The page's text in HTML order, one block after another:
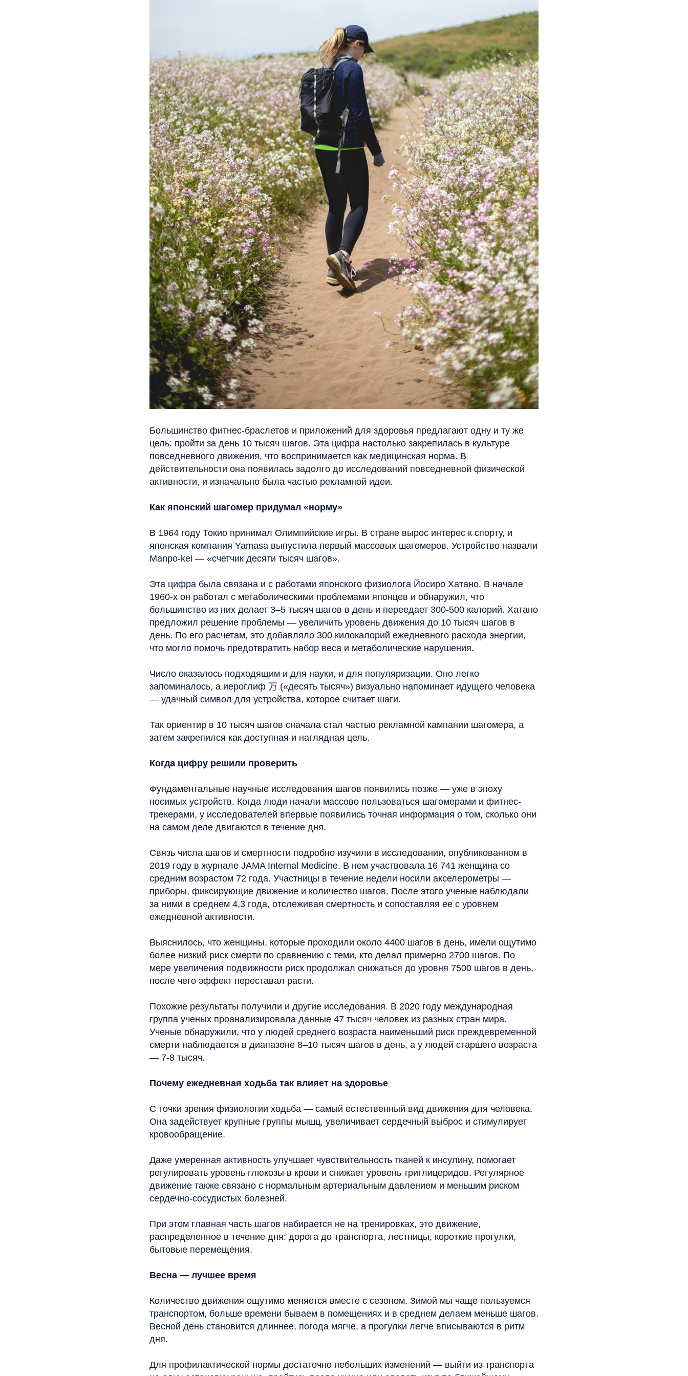
Большинство фитнес-браслетов и приложений для здоровья предлагают одну и ту же
цель: пройти за день 10 тысяч шагов. Эта цифра настолько закрепилась в культуре
повседневного движения, что воспринимается как медицинская норма. В
действительности она появилась задолго до исследований повседневной физической
активности, и изначально была частью рекламной идеи.
Как японский шагомер придумал «норму»
В 1964 году Токио принимал Олимпийские игры. В стране вырос интерес к спорту, и
японская компания Yamasa выпустила первый массовых шагомеров. Устройство назвали
Manpo-kei — «счетчик десяти тысяч шагов».
Эта цифра была связана и с работами японского физиолога Йосиро Хатано. В начале
1960-х он работал с метаболическими проблемами японцев и обнаружил, что
большинство из них делает 3–5 тысяч шагов в день и переедает 300-500 калорий. Хатано
предложил решение проблемы — увеличить уровень движения до 10 тысяч шагов в
день. По его расчетам, это добавляло 300 килокалорий ежедневного расхода энергии,
что могло помочь предотвратить набор веса и метаболические нарушения.
Число оказалось подходящим и для науки, и для популяризации. Оно легко
запоминалось, а иероглиф 万 («десять тысяч») визуально напоминает идущего человека
— удачный символ для устройства, которое считает шаги.
Так ориентир в 10 тысяч шагов сначала стал частью рекламной кампании шагомера, а
затем закрепился как доступная и наглядная цель.
Когда цифру решили проверить
Фундаментальные научные исследования шагов появились позже — уже в эпоху
носимых устройств. Когда люди начали массово пользоваться шагомерами и фитнес-
трекерами, у исследователей впервые появились точная информация о том, сколько они
на самом деле двигаются в течение дня.
Связь числа шагов и смертности подробно изучили в исследовании, опубликованном в
2019 году в журнале JAMA Internal Medicine. В нем участвовала 16 741 женщина со
средним возрастом 72 года. Участницы в течение недели носили акселерометры —
приборы, фиксирующие движение и количество шагов. После этого ученые наблюдали
за ними в среднем 4,3 года, отслеживая смертность и сопоставляя ее с уровнем
ежедневной активности.
Выяснилось, что женщины, которые проходили около 4400 шагов в день, имели ощутимо
более низкий риск смерти по сравнению с теми, кто делал примерно 2700 шагов. По
мере увеличения подвижности риск продолжал снижаться до уровня 7500 шагов в день,
после чего эффект переставал расти.
Похожие результаты получили и другие исследования. В 2020 году международная
группа ученых проанализировала данные 47 тысяч человек из разных стран мира.
Ученые обнаружили, что у людей среднего возраста наименьший риск преждевременной
смерти наблюдается в диапазоне 8–10 тысяч шагов в день, а у людей старшего возраста
— 7-8 тысяч.
Почему ежедневная ходьба так влияет на здоровье
С точки зрения физиологии ходьба — самый естественный вид движения для человека.
Она задействует крупные группы мышц, увеличивает сердечный выброс и стимулирует
кровообращение.
Даже умеренная активность улучшает чувствительность тканей к инсулину, помогает
регулировать уровень глюкозы в крови и снижает уровень триглицеридов. Регулярное
движение также связано с нормальным артериальным давлением и меньшим риском
сердечно-сосудистых болезней.
При этом главная часть шагов набирается не на тренировках, это движение,
распределенное в течение дня: дорога до транспорта, лестницы, короткие прогулки,
бытовые перемещения.
Весна — лучшее время
Количество движения ощутимо меняется вместе с сезоном. Зимой мы чаще пользуемся
транспортом, больше времени бываем в помещениях и в среднем делаем меньше шагов.
Весной день становится длиннее, погода мягче, а прогулки легче вписываются в ритм
дня.
Для профилактической нормы достаточно небольших изменений — выйти из транспорта